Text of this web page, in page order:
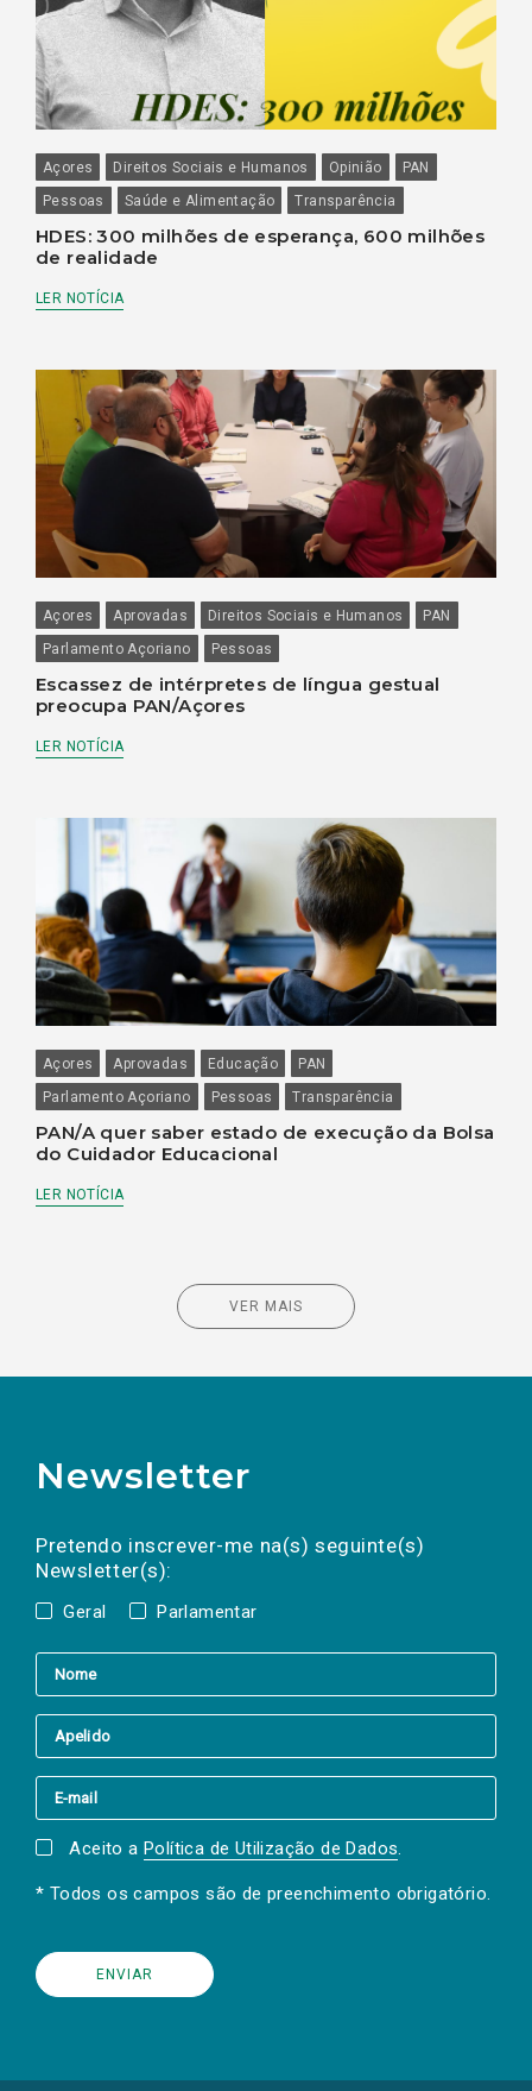
Açores Direitos Sociais e Humanos Opinião
PAN
Pessoas
Saúde e Alimentação Transparência
HDES: 300 milhões de esperança, 600 milhões
de realidade
LER NOTÍCIA
Açores Aprovadas Direitos Sociais e Humanos
PAN
Parlamento Açoriano
Pessoas
Escassez de intérpretes de língua gestual
preocupa PAN/Açores
LER NOTÍCIA
Açores Aprovadas Educação
PAN
Parlamento Açoriano
Pessoas Transparência
PAN/A quer saber estado de execução da Bolsa
do Cuidador Educacional
LER NOTÍCIA
VER MAIS
Newsletter
Pretendo inscrever-me na(s) seguinte(s)
Newsletter(s):
Geral Parlamentar
a(s) newsletter(s).
mail
Aceito a Política de Utilização de Dados.
* Todos os campos são de preenchimento obrigatório.